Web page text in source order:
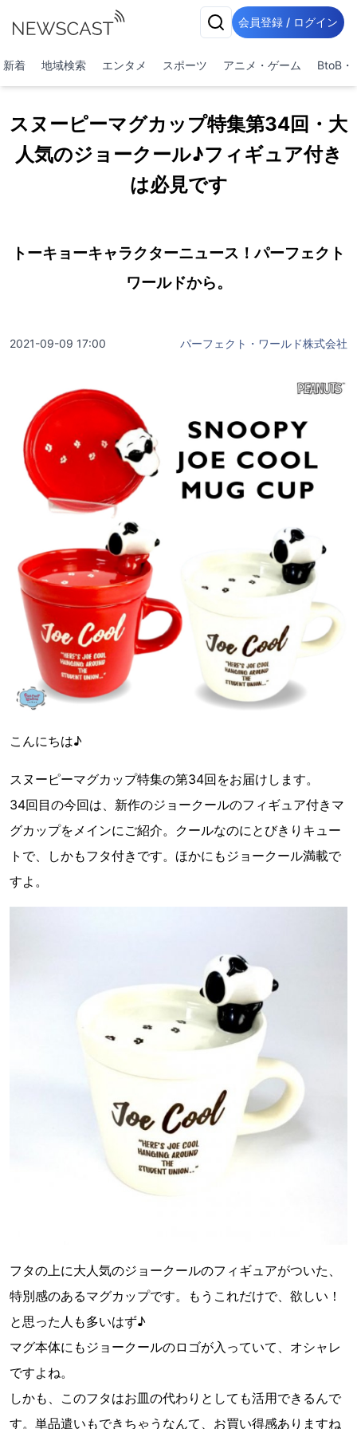
会員登録 / ログイン
新着 地域検索 エンタメ スポーツ アニメ・ゲーム BtoB・
スヌーピーマグカップ特集第34回・大
人気のジョークール♪フィギュア付き
は必見です
トーキョーキャラクターニュース！パーフェクト
ワールドから。
2021-09-09 17:00 パーフェクト・ワールド株式会社
こんにちは♪
スヌーピーマグカップ特集の第34回をお届けします。
34回目の今回は、新作のジョークールのフィギュア付きマ
グカップをメインにご紹介。クールなのにとびきりキュー
トで、しかもフタ付きです。ほかにもジョークール満載で
すよ。
フタの上に大人気のジョークールのフィギュアがついた、
特別感のあるマグカップです。もうこれだけで、欲しい！
と思った人も多いはず♪
マグ本体にもジョークールのロゴが入っていて、オシャレ
ですよね。
しかも、このフタはお皿の代わりとしても活用できるんで
す。単品遣いもできちゃうなんて、お買い得感ありますね